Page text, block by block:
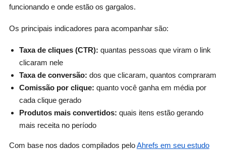
funcionando e onde estão os gargalos.
Os principais indicadores para acompanhar são:
Taxa de cliques (CTR): quantas pessoas que viram o link
clicaram nele
Taxa de conversão: dos que clicaram, quantos compraram
Comissão por clique: quanto você ganha em média por
cada clique gerado
Produtos mais convertidos: quais itens estão gerando
mais receita no período
Com base nos dados compilados peloAhrefs em seu estudo